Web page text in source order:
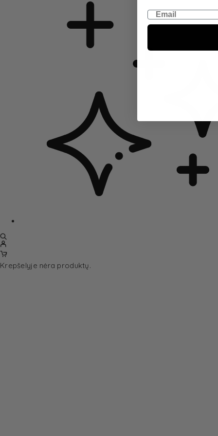
Krepšelyje nėra produktų.
Email